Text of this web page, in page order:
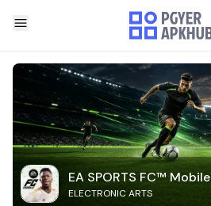
EA SPORTS FC™ Mobile
Soccer
ELECTRONIC ARTS